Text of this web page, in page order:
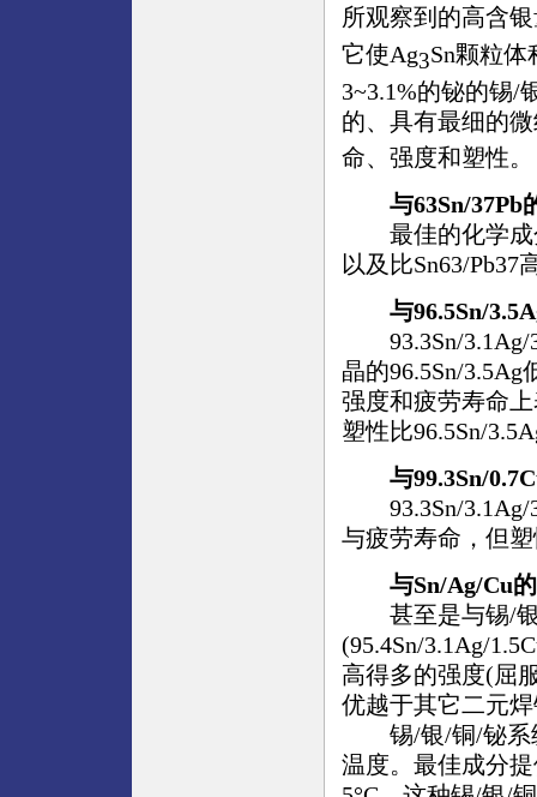
所观察到的高含
它使Ag3Sn颗粒
3~3.1%的铋的锡/
的、具有最细的
命、强度和塑性。
与63Sn/37Pb
最佳的化学成分
以及比Sn63/Pb37
与96.5Sn/
93.3Sn/3.1Ag/
晶的96.5Sn/
强度和疲劳寿命
塑性比96.5Sn/
与99.3Sn/
93.3Sn/3.1Ag/
与疲劳寿命，但塑
与Sn/Ag/Cu
甚至是与锡/银/
(95.4Sn/3.1Ag/
高得多的强度(屈
优越于其它二元
锡/银/铜/铋系统
温度。最佳成分